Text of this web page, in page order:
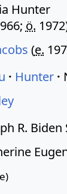
Hunter
ö.
(e.
Hunter
R. Biden